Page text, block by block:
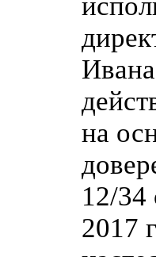
на
12/34
2017